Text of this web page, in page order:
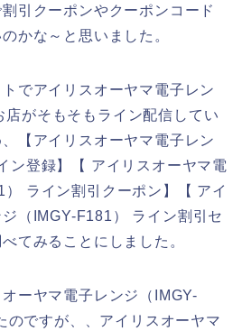
引クーポンやクーポンコード
かな～と思いました。
でアイリスオーヤマ電子レン
店がそもそもライン配信してい
【アイリスオーヤマ電子レン
ン登録】【 アイリスオーヤマ電
ライン割引クーポン】【 アイ
（IMGY-F181） ライン割引セ
てみることにしました。
ーヤマ電子レンジ（IMGY-
のですが、、アイリスオーヤマ